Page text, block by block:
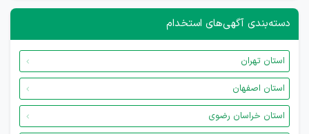
دسته‌بندی آگهی‌های استخدام
استان تهران
استان اصفهان
استان خراسان رضوی